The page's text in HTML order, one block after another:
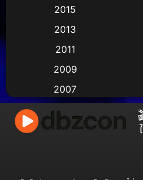
Based on a True Story สร้
Based on a True
Based on a True
2015
2013
2011
2009
2007
2005
2003